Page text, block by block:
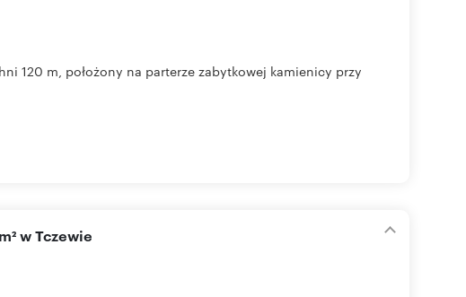
120 m, położony na parterze zabytkowej kamienicy przy
w Tczewie